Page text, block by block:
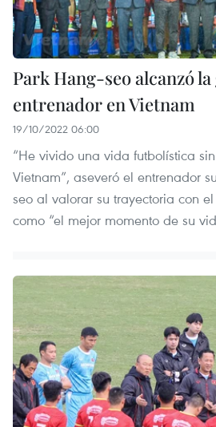
Park Hang-seo alcanzó
entrenador en Vietnam
19/10/2022 06:00
“He vivido una vida futbolística
Vietnam”, aseveró el entrenador
seo al valorar su trayectoria con
como “el mejor momento de su